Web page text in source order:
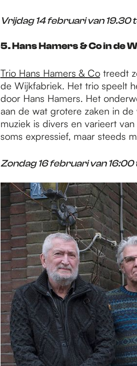
Vrijdag 14 februari van 19.30
5. Hans Hamers & Co in de
Trio Hans Hamers & Cotreedt
de Wijkfabriek. Het trio speelt
door Hans Hamers. Het
aan de wat grotere zaken in
muziek is divers en varieert
soms expressief, maar steeds
Zondag 16 februari van